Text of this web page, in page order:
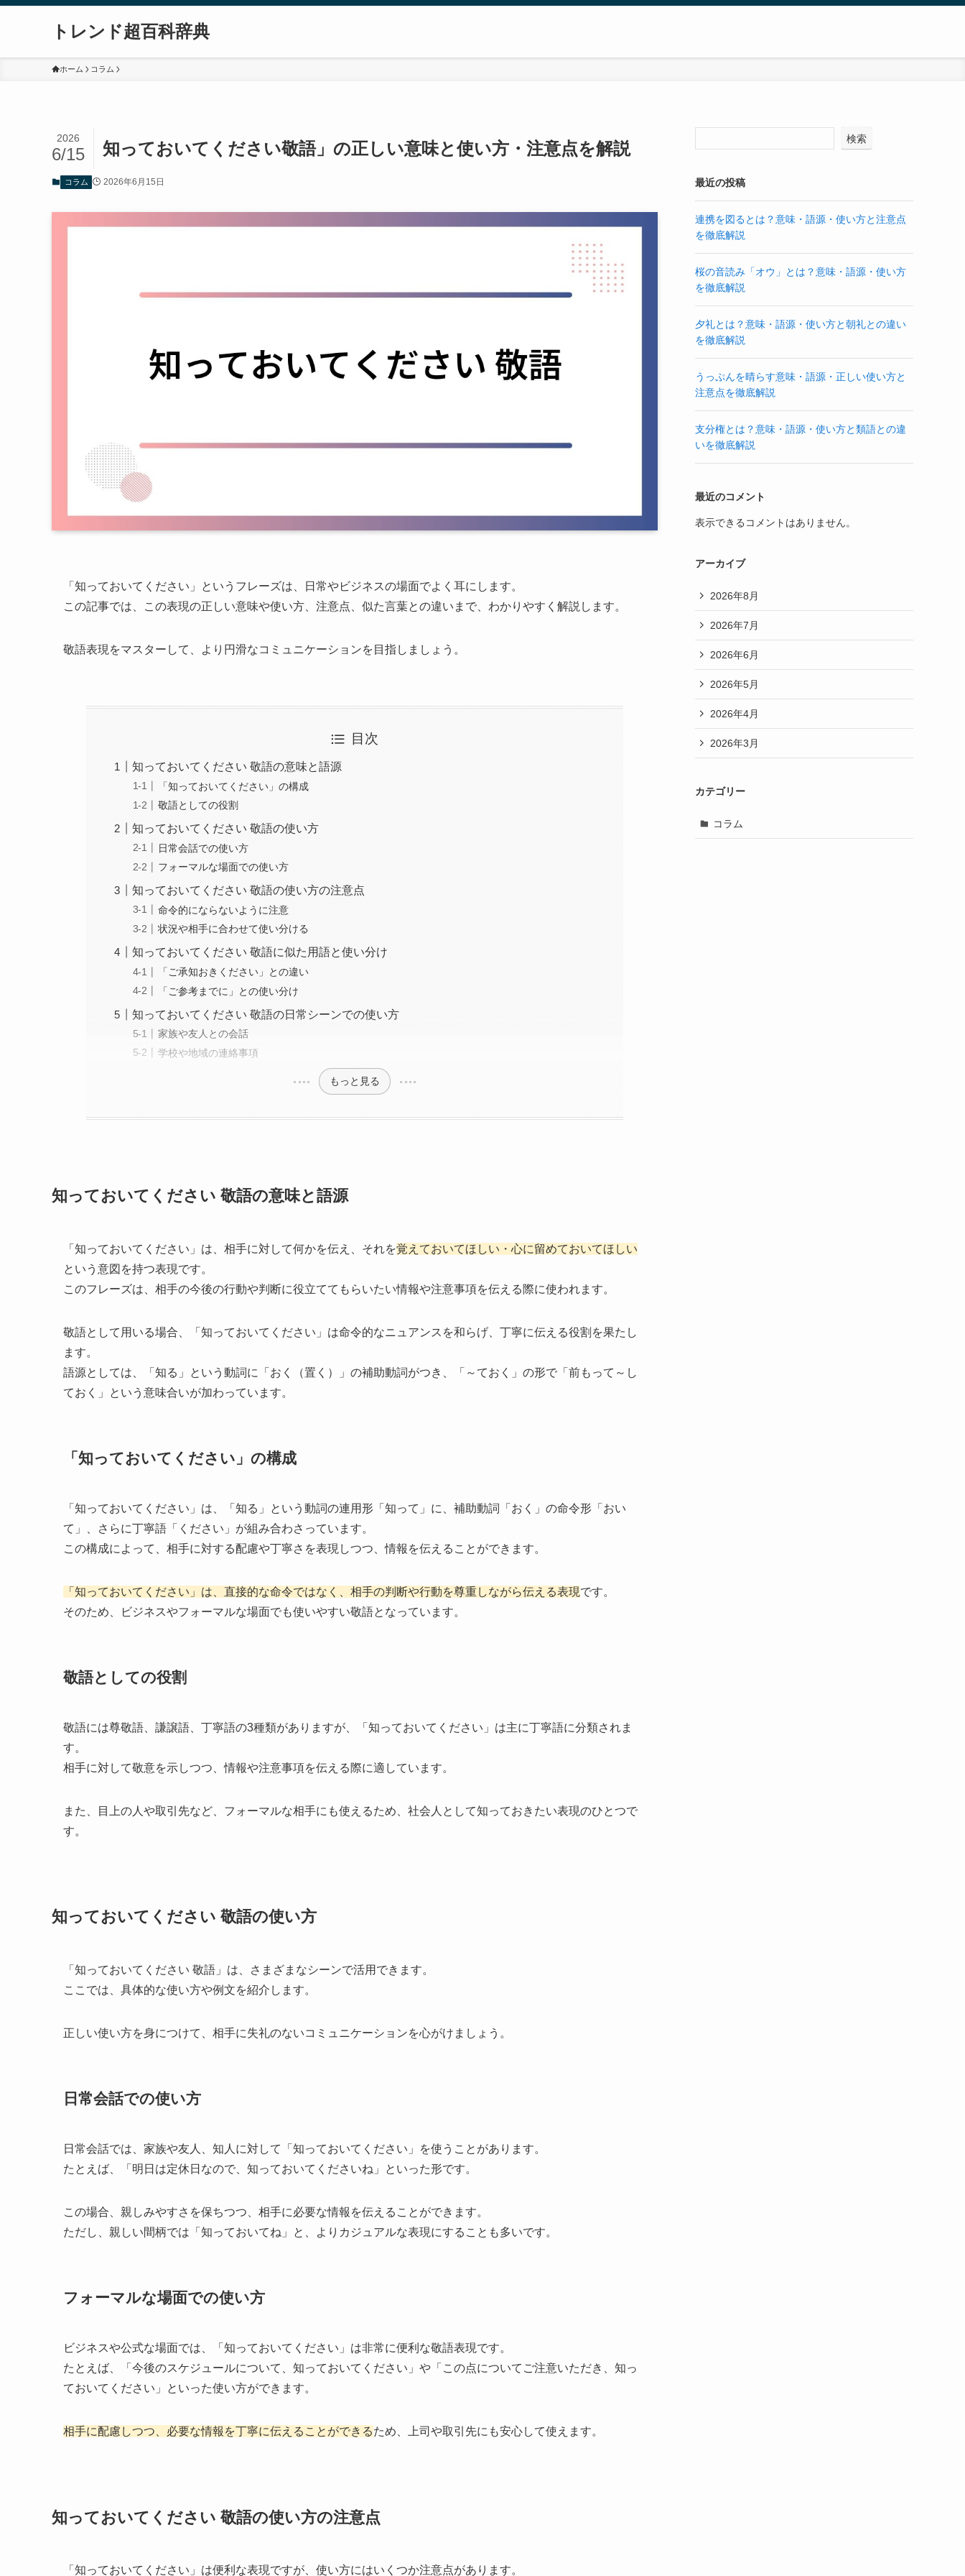
トレンド超百科辞典
ホーム コラム
知っておいてください敬語」の正しい意味と使い方・注意点を解説
2026
6/15
コラム 2026年6月15日
「知っておいてください」というフレーズは、日常やビジネスの場面でよく耳にします。
この記事では、この表現の正しい意味や使い方、注意点、似た言葉との違いまで、わかりやすく解説します。
敬語表現をマスターして、より円滑なコミュニケーションを目指しましょう。
目次
知っておいてください 敬語の意味と語源
「知っておいてください」の構成
敬語としての役割
知っておいてください 敬語の使い方
日常会話での使い方
フォーマルな場面での使い方
知っておいてください 敬語の使い方の注意点
命令的にならないように注意
状況や相手に合わせて使い分ける
知っておいてください 敬語に似た用語と使い分け
「ご承知おきください」との違い
「ご参考までに」との使い分け
知っておいてください 敬語の日常シーンでの使い方
家族や友人との会話
学校や地域の連絡事項
もっと見る
知っておいてください 敬語の意味と語源
「知っておいてください」は、相手に対して何かを伝え、それを覚えておいてほしい・心に留めておいてほしい
という意図を持つ表現です。
このフレーズは、相手の今後の行動や判断に役立ててもらいたい情報や注意事項を伝える際に使われます。
敬語として用いる場合、「知っておいてください」は命令的なニュアンスを和らげ、丁寧に伝える役割を果たし
ます。
語源としては、「知る」という動詞に「おく（置く）」の補助動詞がつき、「～ておく」の形で「前もって～し
ておく」という意味合いが加わっています。
「知っておいてください」の構成
「知っておいてください」は、「知る」という動詞の連用形「知って」に、補助動詞「おく」の命令形「おい
て」、さらに丁寧語「ください」が組み合わさっています。
この構成によって、相手に対する配慮や丁寧さを表現しつつ、情報を伝えることができます。
「知っておいてください」は、直接的な命令ではなく、相手の判断や行動を尊重しながら伝える表現です。
そのため、ビジネスやフォーマルな場面でも使いやすい敬語となっています。
敬語としての役割
敬語には尊敬語、謙譲語、丁寧語の3種類がありますが、「知っておいてください」は主に丁寧語に分類されま
す。
相手に対して敬意を示しつつ、情報や注意事項を伝える際に適しています。
また、目上の人や取引先など、フォーマルな相手にも使えるため、社会人として知っておきたい表現のひとつで
す。
知っておいてください 敬語の使い方
「知っておいてください 敬語」は、さまざまなシーンで活用できます。
ここでは、具体的な使い方や例文を紹介します。
正しい使い方を身につけて、相手に失礼のないコミュニケーションを心がけましょう。
日常会話での使い方
日常会話では、家族や友人、知人に対して「知っておいてください」を使うことがあります。
たとえば、「明日は定休日なので、知っておいてくださいね」といった形です。
この場合、親しみやすさを保ちつつ、相手に必要な情報を伝えることができます。
ただし、親しい間柄では「知っておいてね」と、よりカジュアルな表現にすることも多いです。
フォーマルな場面での使い方
ビジネスや公式な場面では、「知っておいてください」は非常に便利な敬語表現です。
たとえば、「今後のスケジュールについて、知っておいてください」や「この点についてご注意いただき、知っ
ておいてください」といった使い方ができます。
相手に配慮しつつ、必要な情報を丁寧に伝えることができるため、上司や取引先にも安心して使えます。
知っておいてください 敬語の使い方の注意点
「知っておいてください」は便利な表現ですが、使い方にはいくつか注意点があります。
検索
最近の投稿
連携を図るとは？意味・語源・使い方と注意点
を徹底解説
桜の音読み「オウ」とは？意味・語源・使い方
を徹底解説
夕礼とは？意味・語源・使い方と朝礼との違い
を徹底解説
うっぷんを晴らす意味・語源・正しい使い方と
注意点を徹底解説
支分権とは？意味・語源・使い方と類語との違
いを徹底解説
最近のコメント
表示できるコメントはありません。
アーカイブ
2026年8月
2026年7月
2026年6月
2026年5月
2026年4月
2026年3月
カテゴリー
コラム